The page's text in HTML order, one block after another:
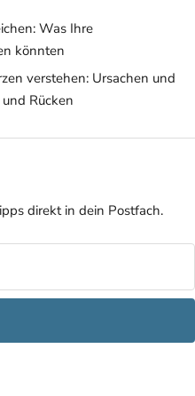
Was Ihre
könnten
verstehen: Ursachen und
Rücken
direkt in dein Postfach.